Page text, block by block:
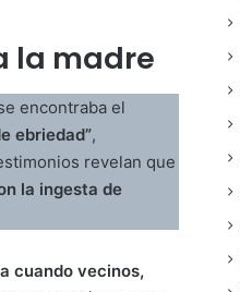
la madre
encontraba el
ebriedad”,
revelan que
la ingesta de
cuando vecinos,